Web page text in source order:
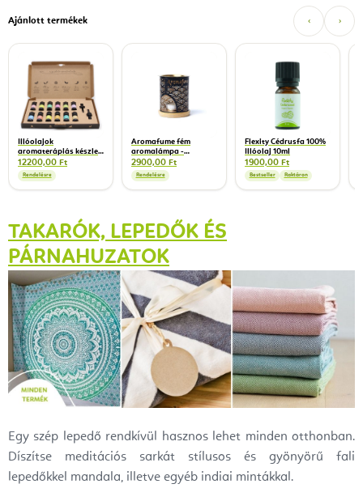
Ajánlott termékek ‹ ›
Illóolajok
aromaterápiás készlet
Top 12 x 5 ml
12200,00 Ft
Rendelésre
Aromafume fém
aromalámpa -
különböző típusok
2900,00 Ft
Rendelésre
Flexity Cédrusfa 100%
Illóolaj 10ml
1900,00 Ft
Bestseller Raktáron
TAKARÓK, LEPEDŐK ÉS
PÁRNAHUZATOK
Egy szép lepedő rendkívül hasznos lehet minden otthonban.
Díszítse meditációs sarkát stílusos és gyönyörű fali
lepedőkkel mandala, illetve egyéb indiai mintákkal.